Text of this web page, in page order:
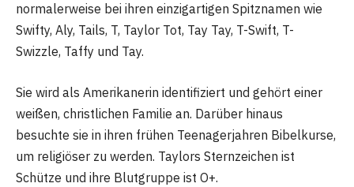
normalerweise bei ihren einzigartigen Spitznamen wie
Swifty, Aly, Tails, T, Taylor Tot, Tay Tay, T-Swift, T-
Swizzle, Taffy und Tay.
Sie wird als Amerikanerin identifiziert und gehört einer
weißen, christlichen Familie an. Darüber hinaus
besuchte sie in ihren frühen Teenagerjahren Bibelkurse,
um religiöser zu werden. Taylors Sternzeichen ist
Schütze und ihre Blutgruppe ist O+.